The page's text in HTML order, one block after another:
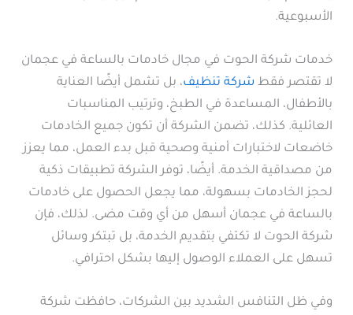
الأسبوعية.
خدمات شركة الحوت في مجال خادمات بالساعة في عجمان
لا تقتصر فقط شركة تنظيف، بل تشمل أيضًا العناية
بالأطفال، المساعدة في الطبخ، وترتيب المناسبات
العائلية. كذلك، تضمن الشركة أن تكون جميع الخادمات
خاضعات لاختبارات أمنية وصحية قبل بدء العمل، مما يعزز
من مصداقية الخدمة. أيضًا، توفر الشركة تطبيقات ذكية
لحجز الخادمات بسهولة، مما يجعل الحصول على خادمات
بالساعة في عجمان أسهل من أي وقت مضى. لذلك، فإن
شركة الحوت لا تكتفي بتقديم الخدمة، بل تبتكر وسائل
تسهل على العملاء الوصول إليها بشكل احترافي.
وفي ظل التنافس الشديد بين الشركات، حافظت شركة